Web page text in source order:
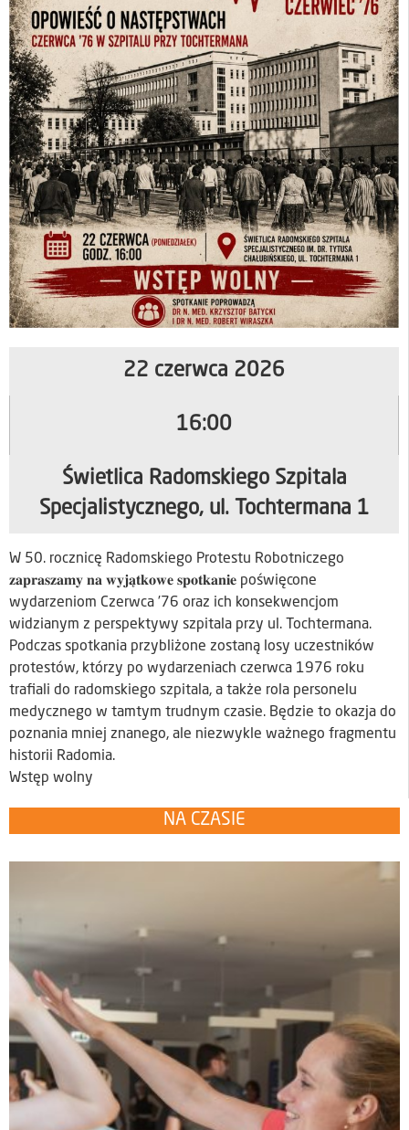
22 czerwca 2026
16:00
Świetlica Radomskiego Szpitala
Specjalistycznego, ul. Tochtermana 1
W 50. rocznicę Radomskiego Protestu Robotniczego
𝐳𝐚𝐩𝐫𝐚𝐬𝐳𝐚𝐦𝐲 𝐧𝐚 𝐰𝐲𝐣𝐚̨𝐭𝐤𝐨𝐰𝐞 𝐬𝐩𝐨𝐭𝐤𝐚𝐧𝐢𝐞 poświęcone
wydarzeniom Czerwca ’76 oraz ich konsekwencjom
widzianym z perspektywy szpitala przy ul. Tochtermana.
Podczas spotkania przybliżone zostaną losy uczestników
protestów, którzy po wydarzeniach czerwca 1976 roku
trafiali do radomskiego szpitala, a także rola personelu
medycznego w tamtym trudnym czasie. Będzie to okazja do
poznania mniej znanego, ale niezwykle ważnego fragmentu
historii Radomia.
Wstęp wolny
NA CZASIE